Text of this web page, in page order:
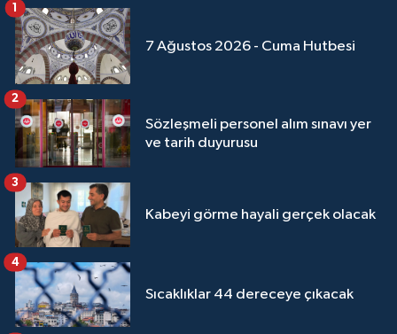
7 Ağustos 2026 - Cuma Hutbesi
1
Sözleşmeli personel alım sınavı yer
ve tarih duyurusu
2
Kabeyi görme hayali gerçek olacak
3
Sıcaklıklar 44 dereceye çıkacak
4
Şırnak Müftülüğü
Tekirdağ Müftülüğü
Tokat Müftülüğü
Trabzon Müftülüğü
Tunceli Müftülüğü
Van Müftülüğü